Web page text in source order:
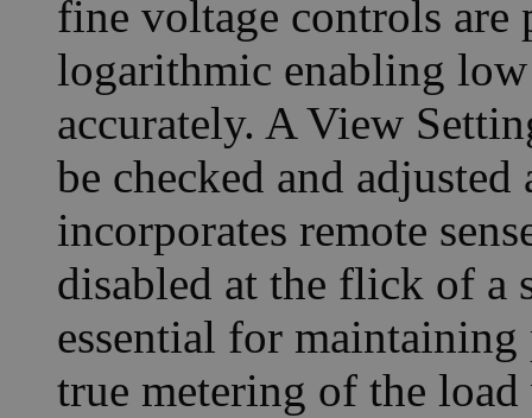
fine voltage controls
logarithmic enabling
accurately. A View
be checked and
incorporates remote
disabled at the flick of a
essential for
true metering of the